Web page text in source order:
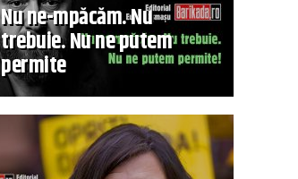
Nu ne-mpăcăm. Nu
trebuie. Nu ne putem
permite